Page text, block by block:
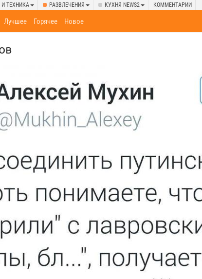
И ТЕХНИКА РАЗВЛЕЧЕНИЯ КУХНЯ NEWS2 КОММЕНТАРИИ
Лучшее Горячее Новое